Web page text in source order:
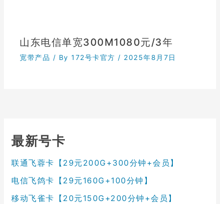
山东电信单宽300M1080元/3年
宽带产品 / By172号卡官方 / 2025年8月7日
最新号卡
联通飞蓉卡【29元200G+300分钟+会员】
电信飞鸽卡【29元160G+100分钟】
移动飞雀卡【20元150G+200分钟+会员】